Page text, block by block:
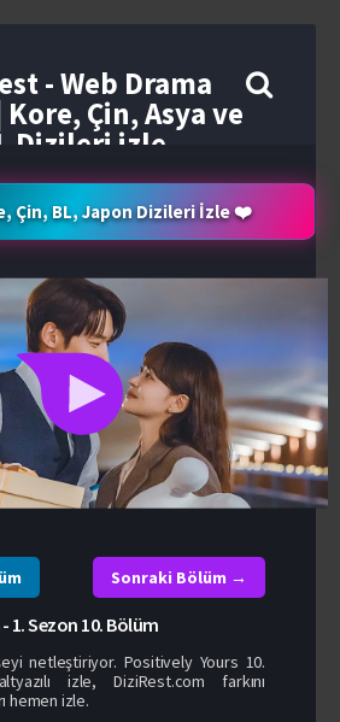
- Web Drama
Çin, Asya ve
Dizileri izle
Çin, BL, Japon Dizileri İzle ❤️
Sonraki Bölüm →
- 1. Sezon 10. Bölüm
netleştiriyor. Positively Yours 10.
izle, DiziRest.com farkını
hemen izle.